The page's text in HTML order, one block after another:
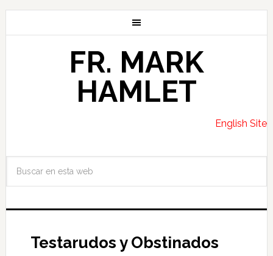
FR. MARK
HAMLET
English Site
Testarudos y Obstinados